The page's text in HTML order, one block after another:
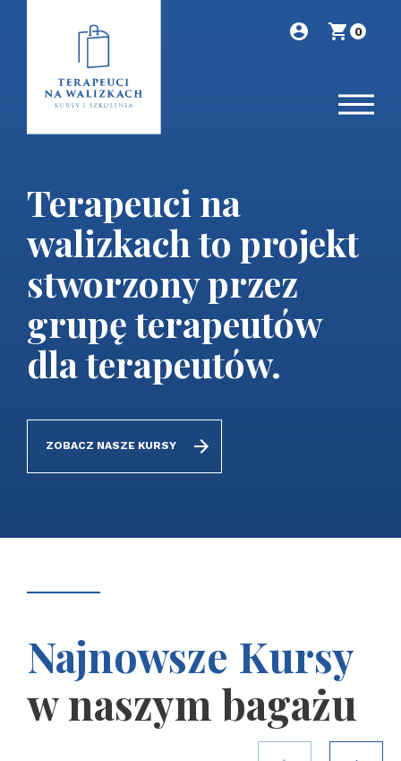
0
Terapeuci na
walizkach to projekt
stworzony przez
grupę terapeutów
dla terapeutów.
ZOBACZ NASZE KURSY
Najnowsze Kursy
w naszym bagażu